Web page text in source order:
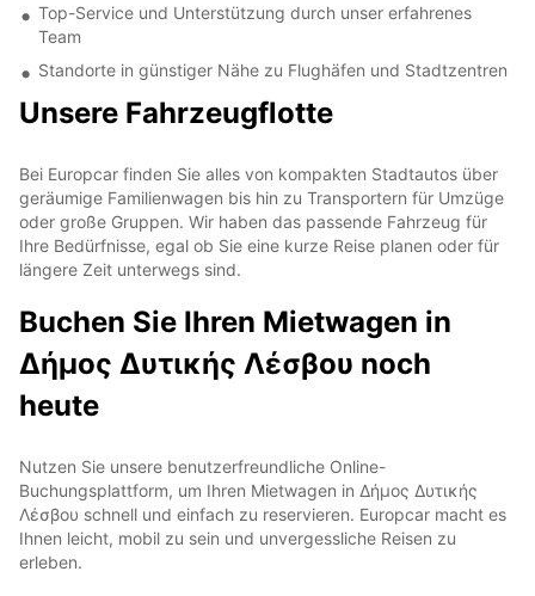
Top-Service und Unterstützung durch unser erfahrenes
Team
Standorte in günstiger Nähe zu Flughäfen und Stadtzentren
Unsere Fahrzeugflotte
Bei Europcar finden Sie alles von kompakten Stadtautos über
geräumige Familienwagen bis hin zu Transportern für Umzüge
oder große Gruppen. Wir haben das passende Fahrzeug für
Ihre Bedürfnisse, egal ob Sie eine kurze Reise planen oder für
längere Zeit unterwegs sind.
Buchen Sie Ihren Mietwagen in
Δήμος Δυτικής Λέσβου noch
heute
Nutzen Sie unsere benutzerfreundliche Online-
Buchungsplattform, um Ihren Mietwagen in Δήμος Δυτικής
Λέσβου schnell und einfach zu reservieren. Europcar macht es
Ihnen leicht, mobil zu sein und unvergessliche Reisen zu
erleben.